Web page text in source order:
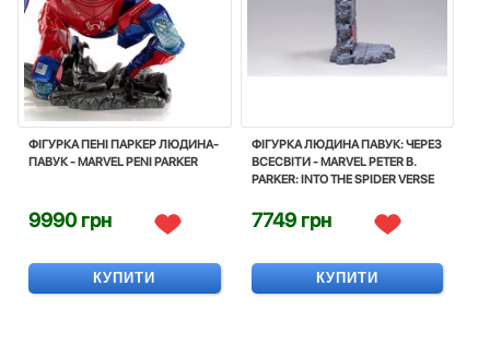
ФІГУРКА ПЕНІ ПАРКЕР ЛЮДИНА-
ПАВУК - MARVEL PENI PARKER
9990 грн
КУПИТИ
ФІГУРКА ЛЮДИНА ПАВУК: ЧЕРЕЗ
ВСЕСВІТИ - MARVEL PETER B.
PARKER: INTO THE SPIDER VERSE
7749 грн
КУПИТИ